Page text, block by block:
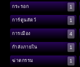
กระรอก 1
การ์ตูนสัตว์ 1
การเมือง 4
กำลังภายใน 1
ฆ่าตกรรม 1